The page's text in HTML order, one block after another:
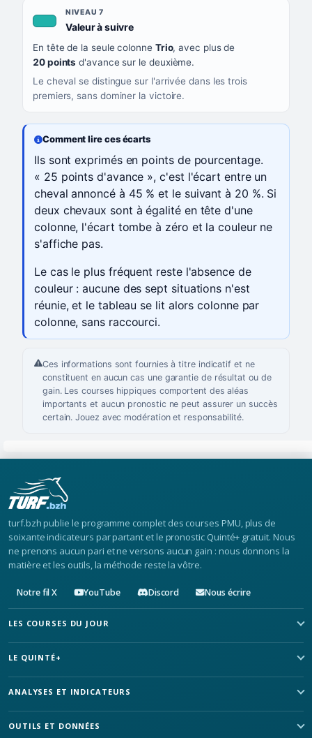
NIVEAU 7
Valeur à suivre, couleur turquoise
En tête de la seule colonne Trio, avec plus de
20 points d'avance sur le deuxième.
Le cheval se distingue sur l'arrivée dans les trois
premiers, sans dominer la victoire.
Comment lire ces écarts
Ils sont exprimés en points de pourcentage.
« 25 points d'avance », c'est l'écart entre un
cheval annoncé à 45 % et le suivant à 20 %. Si
deux chevaux sont à égalité en tête d'une
colonne, l'écart tombe à zéro et la couleur ne
s'affiche pas.
Le cas le plus fréquent reste l'absence de
couleur : aucune des sept situations n'est
réunie, et le tableau se lit alors colonne par
colonne, sans raccourci.
Ces informations sont fournies à titre indicatif et ne
constituent en aucun cas une garantie de résultat ou de
gain. Les courses hippiques comportent des aléas
importants et aucun pronostic ne peut assurer un succès
certain. Jouez avec modération et responsabilité.
turf.bzh publie le programme complet des courses PMU, plus de
soixante indicateurs par partant et le pronostic Quinté+ gratuit. Nous
ne prenons aucun pari et ne versons aucun gain : nous donnons la
matière et les outils, la méthode reste la vôtre.
Notre fil X YouTube Discord Nous écrire
LES COURSES DU JOUR
LE QUINTÉ+
ANALYSES ET INDICATEURS
OUTILS ET DONNÉES